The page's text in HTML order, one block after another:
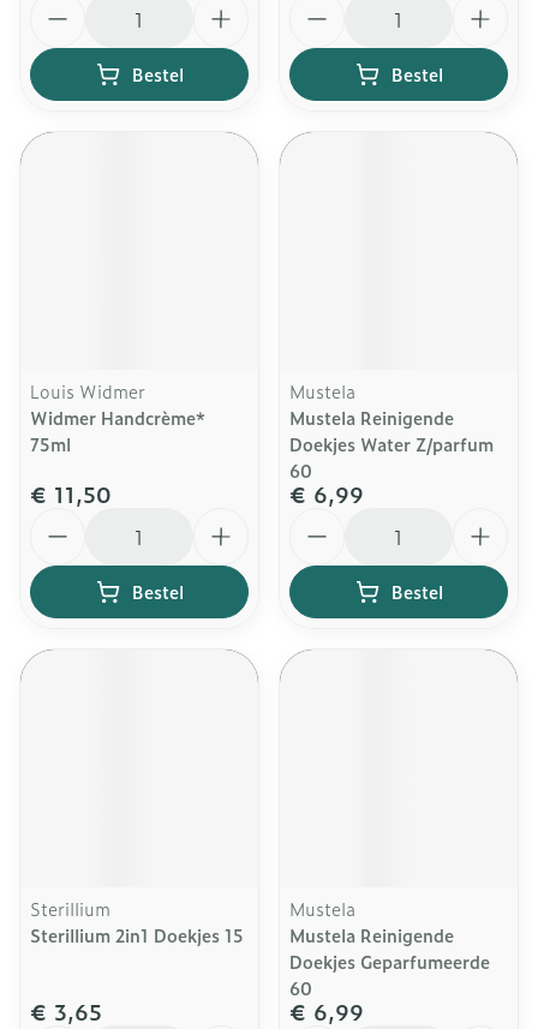
Bestel Bestel
Louis Widmer
Widmer Handcrème*
75ml
€ 11,50
Bestel
Mustela
Mustela Reinigende
Doekjes Water Z/parfum
60
€ 6,99
Bestel
Sterillium
Sterillium 2in1 Doekjes 15
€ 3,65
Mustela
Mustela Reinigende
Doekjes Geparfumeerde
60
€ 6,99